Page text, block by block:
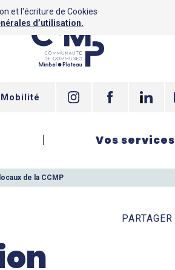
Mobilité
Vos services
de la CCMP
PARTAGER
et l'écriture de Cookies
d’utilisation.